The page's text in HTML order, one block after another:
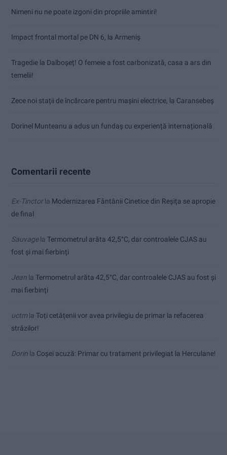
Nimeni nu ne poate izgoni din propriile amintiri!
Impact frontal mortal pe DN 6, la Armeniș
Tragedie la Dalboşeț! O femeie a fost carbonizată, casa a ars din
temelii!
Zece noi stații de încărcare pentru mașini electrice, la Caransebeș
Dorinel Munteanu a adus un fundaș cu experiență internațională
Comentarii recente
Ex-Tinctorla Modernizarea Fântânii Cinetice din Reșița se apropie
de final
Sauvagela Termometrul arăta 42,5°C, dar controalele CJAS au
fost și mai fierbinți
Jean la Termometrul arăta 42,5°C, dar controalele CJAS au fost și
mai fierbinți
uctmla Toți cetățenii vor avea privilegiu de primar la refacerea
străzilor!
Dorin la Coșei acuză: Primar cu tratament privilegiat la Herculane!